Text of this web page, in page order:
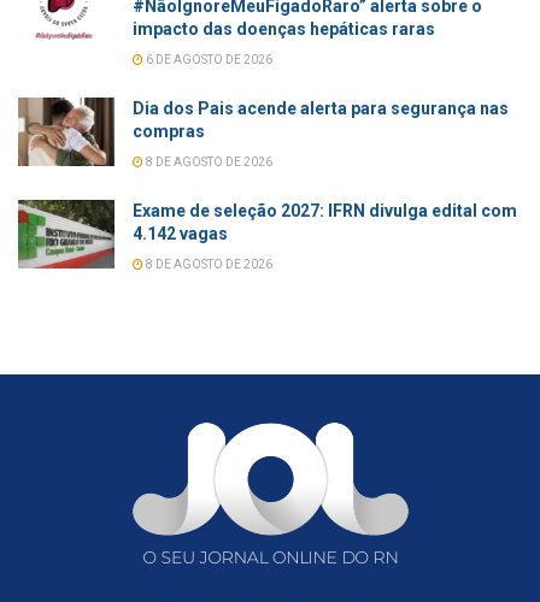
#NãoIgnoreMeuFígadoRaro” alerta sobre o
impacto das doenças hepáticas raras
6 DE AGOSTO DE 2026
Dia dos Pais acende alerta para segurança nas
compras
8 DE AGOSTO DE 2026
Exame de seleção 2027: IFRN divulga edital com
4.142 vagas
8 DE AGOSTO DE 2026